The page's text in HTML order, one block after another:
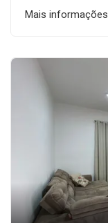
Mais informações